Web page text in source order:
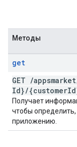
Методы
get
GET /appsmarket
Id}/{customer
Получает
чтобы
приложению.